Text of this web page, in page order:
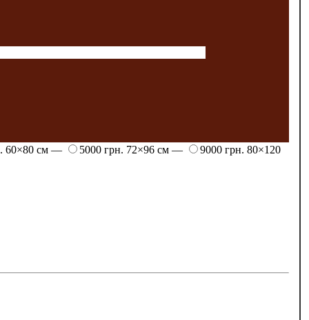
60×80 см — 5000 грн. 72×96 см — 9000 грн. 80×120